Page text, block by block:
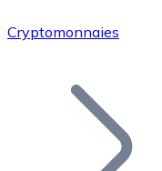
Rejoignez notre
Ajoutez le
Cryptomonnaies